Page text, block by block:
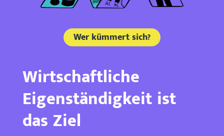
Wer kümmert sich?
Wirtschaftliche
Eigenständigkeit ist
das Ziel